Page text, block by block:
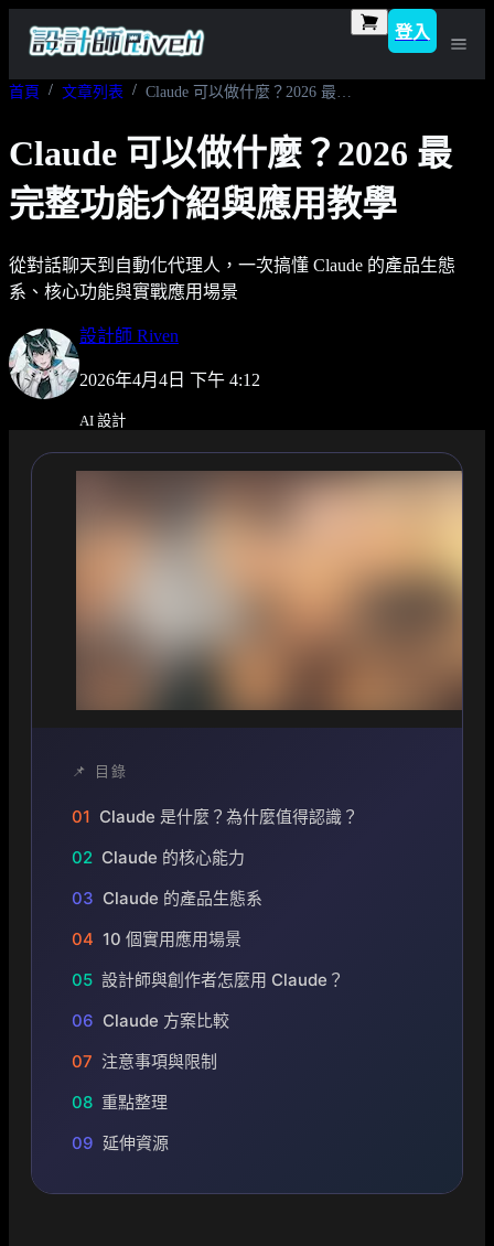
登入
首頁 文章列表 Claude 可以做什麼？2026 最完整功能介紹與應用教學
Claude 可以做什麼？2026 最
完整功能介紹與應用教學
從對話聊天到自動化代理人，一次搞懂 Claude 的產品生態
系、核心功能與實戰應用場景
設計師 Riven
2026年4月4日 下午 4:12
AI 設計
📌 目錄
01 Claude 是什麼？為什麼值得認識？
02 Claude 的核心能力
03 Claude 的產品生態系
04 10 個實用應用場景
05 設計師與創作者怎麼用 Claude？
06 Claude 方案比較
07 注意事項與限制
08 重點整理
09 延伸資源